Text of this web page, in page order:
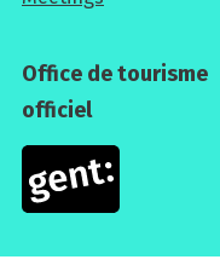
Office de tourisme
officiel